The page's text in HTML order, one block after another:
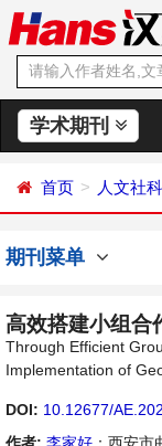
学术期刊
首页 人文社科
期刊菜单
高效搭建小组合
Through Efficient
Implementation of
DOI: 10.12677/